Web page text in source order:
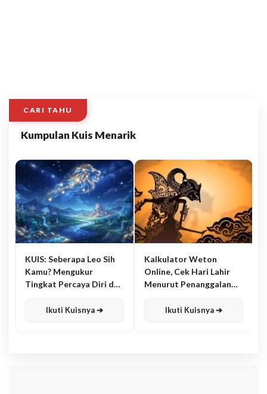
CARI TAHU
Kumpulan Kuis Menarik
KUIS: Seberapa Leo Sih
Kamu? Mengukur
Tingkat Percaya Diri dan
Ikuti Kuisnya ➔
Kalkulator Weton
Online, Cek Hari Lahir
Menurut Penanggalan
Ikuti Kuisnya ➔